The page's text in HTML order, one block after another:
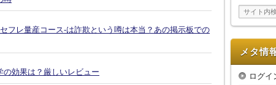
フレ量産コース-は詐欺という噂は本当？あの掲示板での
効果は？厳しいレビュー
イ
ブ
メタ情
ログイ